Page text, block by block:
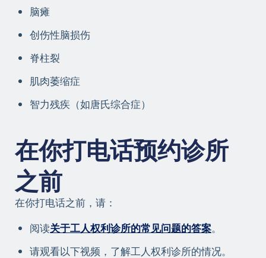
脑瘫
创伤性脑损伤
脊柱裂
肌肉萎缩症
智力残疾（如唐氏综合症）
在你打电话预约诊所
之前
在你打电话之前，请：
阅读关于工人权利诊所的常见问题的答案。
请观看以下视频，了解工人权利诊所的情况。